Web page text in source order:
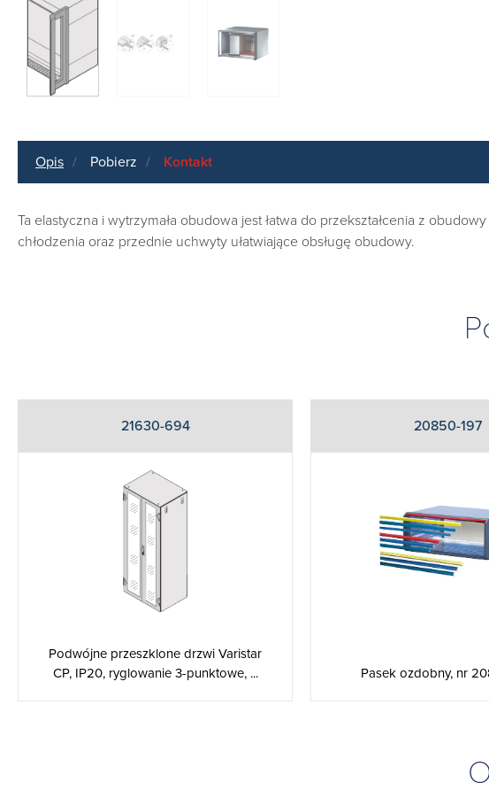
Opis Pobierz Kontakt
Ta elastyczna i wytrzymała obudowa jest łatwa do przekształcenia z
chłodzenia oraz przednie uchwyty ułatwiające obsługę obudowy.
21630-694
Podwójne przeszklone drzwi Varistar
CP, IP20, ryglowanie 3-punktowe, ...
20850-197
Pasek ozdobny, nr